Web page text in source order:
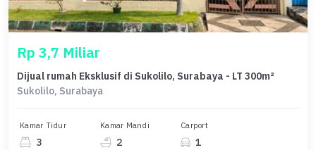
Rp 3,7 Miliar
Dijual rumah Eksklusif di Sukolilo, Surabaya - LT 300m²
Sukolilo, Surabaya
Kamar Tidur
3
Kamar Mandi
2
Carport
1